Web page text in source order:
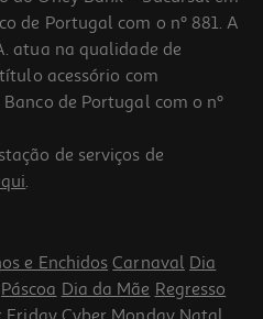
Azul 4un
de Portugal com o nº 881. A
atua na qualidade de
acessório com
de Portugal com o nº
de serviços de
.
e Enchidos Carnaval Dia
Páscoa Dia da Mãe Regresso